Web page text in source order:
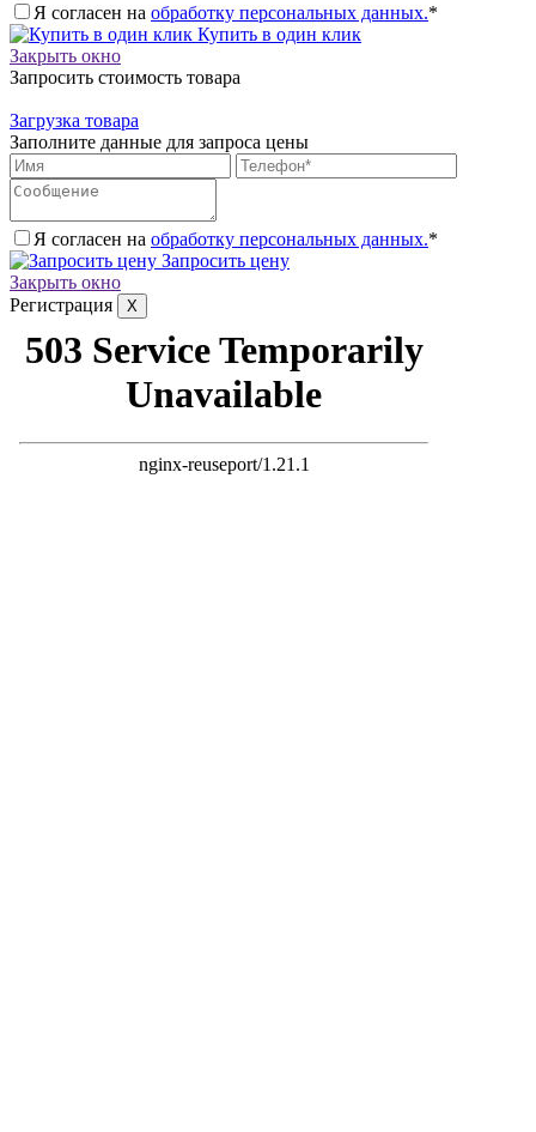
Я согласен на обработку персональных данных.*
Купить в один клик
Закрыть окно
Запросить стоимость товара
Загрузка товара
Заполните данные для запроса цены
Я согласен на обработку персональных данных.*
Запросить цену
Закрыть окно
Регистрация
X